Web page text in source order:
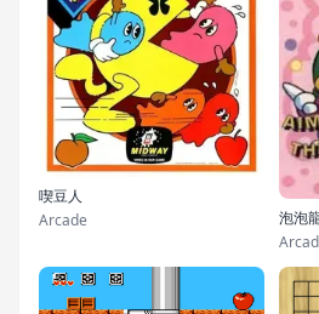
喫豆人
Arcade
泡泡